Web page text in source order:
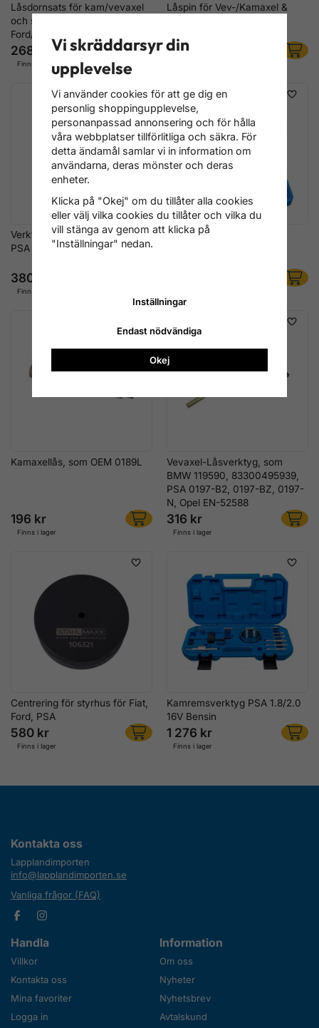
Låsdornsats för kam/vevaxel
och svänghjul, till
Ford/Peugeot
268 kr
Finns i lager
Låspin för Vev-/Kamaxel &
156 kr
Verktygssats för Ford TDCi,
PSA HDl, Mazda D 1.4, 1.6
380 kr
Finns i lager
Motorinställningsverktyg
Kamaxellås, som OEM 0189L
196 kr
Finns i lager
Vevaxel-Låsverktyg, som
BMW 119590, 83300495939,
PSA 0197-B2, 0197-BZ, 0197-
N, Opel EN-52588
316 kr
Finns i lager
Centrering för styrhus för Fiat,
Ford, PSA
580 kr
Finns i lager
Kamremsverktyg PSA 1.8/2.0
16V Bensin
1 276 kr
Finns i lager
Kontakta oss
Lapplandimporten
info@lapplandimporten.se
Vanliga frågor (FAQ)
Handla
Villkor
Kontakta oss
Mina favoriter
Logga in
Information
Om oss
Nyheter
Nyhetsbrev
Avtalskund
Vi skräddarsyr din
upplevelse
Vi använder cookies för att ge dig en
personlig shoppingupplevelse,
personanpassad annonsering och för hålla
våra webbplatser tillförlitliga och säkra. För
detta ändamål samlar vi in information om
användarna, deras mönster och deras
enheter.
Klicka på "Okej" om du tillåter alla cookies
eller välj vilka cookies du tillåter och vilka du
vill stänga av genom att klicka på
"Inställningar" nedan.
Inställningar
Endast nödvändiga
Okej